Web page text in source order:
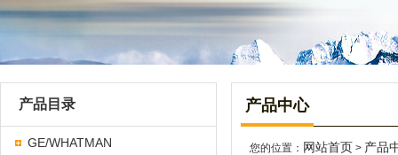
产品目录
GE/WHATMAN
产品中心
您的位置： 网站首页 > 产品